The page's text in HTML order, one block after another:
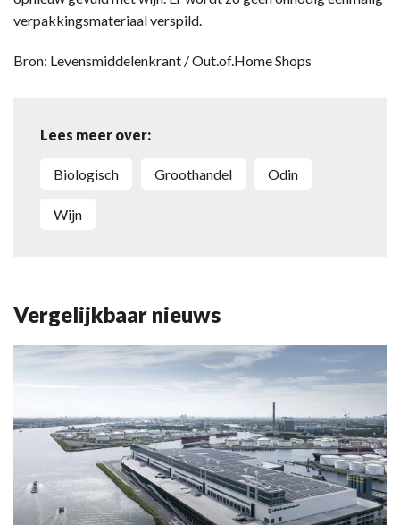
verpakkingsmateriaal verspild.
Bron: Levensmiddelenkrant / Out.of.Home Shops
Lees meer over:
biologisch groothandel Odin
wijn
Vergelijkbaar nieuws